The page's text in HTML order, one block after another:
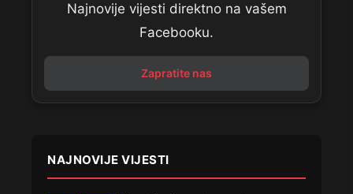
Najnovije vijesti direktno na vašem
Facebooku.
Zapratite nas
NAJNOVIJE VIJESTI